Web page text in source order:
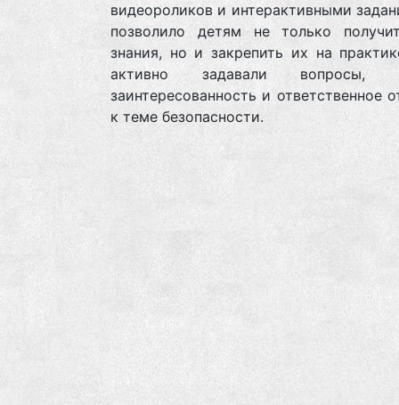
видеороликов и интерактивными
позволило детям не только
знания, но и закрепить их на
активно задавали вопросы,
заинтересованность и ответственное
к теме безопасности.